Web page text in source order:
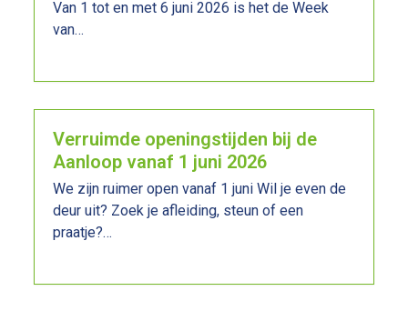
Van 1 tot en met 6 juni 2026 is het de Week
van…
Verruimde openingstijden bij de
Aanloop vanaf 1 juni 2026
We zijn ruimer open vanaf 1 juni Wil je even de
deur uit? Zoek je afleiding, steun of een
praatje?…